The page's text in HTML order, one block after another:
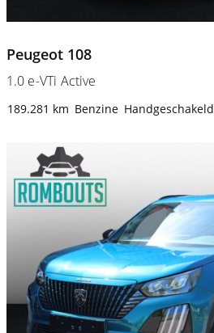
Peugeot 108
1.0 e-VTi Active
189.281 km Benzine Handgeschakeld